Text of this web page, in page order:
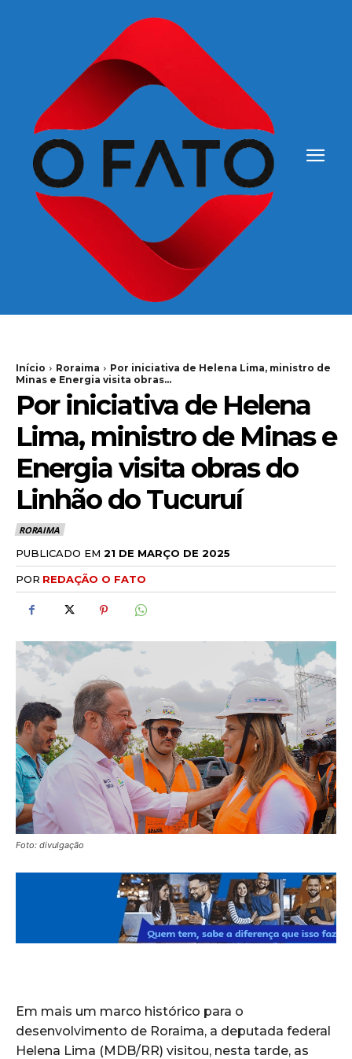
Início Roraima
Por iniciativa de Helena Lima, ministro de
Minas e Energia visita obras...
Por iniciativa de Helena
Lima, ministro de Minas e
Energia visita obras do
Linhão do Tucuruí
RORAIMA
PUBLICADO EM 21 DE MARÇO DE 2025
POR REDAÇÃO O FATO
Foto: divulgação
Em mais um marco histórico para o
desenvolvimento de Roraima, a deputada federal
Helena Lima (MDB/RR) visitou, nesta tarde, as